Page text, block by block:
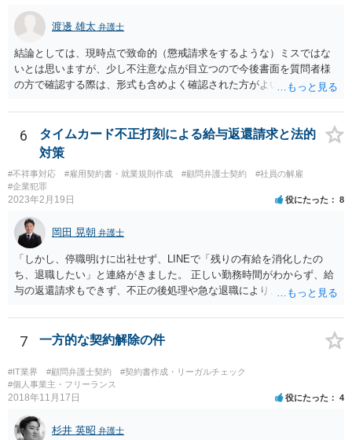
渡邊 雄太 弁護士
結論としては、現時点で致命的（懲戒請求をするような）ミスではな
いとは思いますが、少し不注意な点が目立つので今後書面を質問者様
の方で確認する際は、形式も含めよく確認された方がよいと思われま
正 →のぞましくはないですが、時たまあるものと存じます。 通常は、
弁護士が起案 Ⅰ依頼者に内容の確認 Ⅱ弁護士が誤字脱字等を確認 Ⅲ
念のため事務員が確認 Ⅳ提出 の流れになりますので、どこかの段階で
気が付くことが多いです。仮処分等緊急性が高い案件では提出時に裁
判所窓口で修正して受理してもらうということはありますので、その
場合は責められない部分もあるかと思います。 ②証拠である薬品名を
うね。よくわからないならば弁護士としては依頼者にこちらの薬品で
よいですかと聞くべきではあると思います。他のミスに比してこれは
内容に関するミスなので、今後はよく確認いただいた方がよいと思い
ます。 ③証拠のナンバーが入らないまま甲号証のハンコが押されたま
まになっている →形式ミスですね。不注意ですが、訴訟の勝敗に直結
ショットの証拠が縦長や横長に印刷され、文字が間延びしている(読め
ないことはない) →こちらも③と同様であると思います。 以上のとお
り、①～④も訴訟の勝敗に直結するものではないと思われますので、
致命的なミスではないと思います。 もっとも、形式面も仕事の完成物
として当然確認すべきでありますので、今後は気を付けるように弁護
士にお伝えいただいてもよいと思います。
6
タイムカード不正打刻による給与返還請求と法的
対策
#不祥事対応 #雇用契約書・就業規則作成 #顧問弁護士契約
#社員の解雇
#企業犯罪
2023年2月19日 役にたった 8
岡田 晃朝 弁護士
「しかし、停職明けに出社せず、LINEで「残りの有給を消化したの
ち、退職したい」と連絡がきました。 正しい勤務時間がわからず、給
与の返還請求もできず、不正の後処理や急な退職により、社や他のス
状況です。」 大変悪質ですね。打刻場所のデータと、これまでのタイ
ムカードの虚偽を確認し、突き付けて責任を問題にすることになるで
しょう。 詐欺もありうるでしょうね。 「正しい時間がわからないとい
うタイムカード不正打刻による返還請求はどのようにおこなえばよい
でしょうか？」 想定できる虚偽を前提に、相手と協議して詰めればよ
いかと思います。 確実な記録があれば、それによるのがよいですが、
すべては不可能でしょうので。 相手の言動には早急には返事をせずに
弁護士と相談しながら、対応策を検討する方がよいでしょう。 また、
7 一方的な契約解除の件
#IT業界 #顧問弁護士契約
#契約書作成・リーガルチェック
#個人事業主・フリーランス
2018年11月17日 役にたった 4
杉井 英昭 弁護士